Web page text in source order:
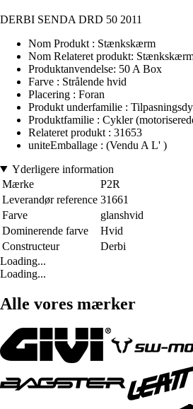
DERBI SENDA DRD 50 2011
Nom Produkt : Stænkskærm
Nom Relateret produkt:
Produktanvendelse: 50 A Box
Farve : Strålende hvid
Placering : Foran
Produkt underfamilie :
Produktfamilie : Cykler
Relateret produkt : 31653
uniteEmballage : (Vendu A L' )
Yderligere information
Mærke
P2R
Leverandør reference 31661
Farve
glanshvid
Dominerende farve
Hvid
Constructeur
Derbi
Loading...
Loading...
Alle vores mærker